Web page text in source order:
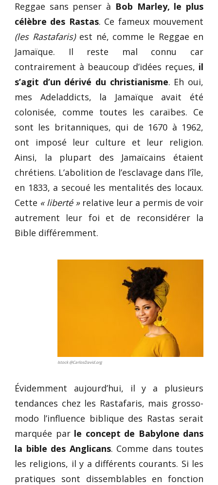
Reggae sans penser à Bob Marley, le plus
célèbre des Rastas. Ce fameux mouvement
(les Rastafaris)est né, comme le Reggae en
Jamaïque. Il reste mal connu car
contrairement à beaucoup d’idées reçues, il
s’agit d’un dérivé du christianisme. Eh oui,
mes Adeladdicts, la Jamaïque avait été
colonisée, comme toutes les caraïbes. Ce
sont les britanniques, qui de 1670 à 1962,
ont imposé leur culture et leur religion.
Ainsi, la plupart des Jamaïcains étaient
chrétiens. L’abolition de l’esclavage dans l’île,
en 1833, a secoué les mentalités des locaux.
Cette « liberté »relative leur a permis de voir
autrement leur foi et de reconsidérer la
Bible différemment.
Istock @CarlosDavid.org
Évidemment aujourd’hui, il y a plusieurs
tendances chez les Rastafaris, mais grosso-
modo l’influence biblique des Rastas serait
marquée par le concept de Babylone dans
la bible des Anglicans. Comme dans toutes
les religions, il y a différents courants. Si les
pratiques sont dissemblables en fonction